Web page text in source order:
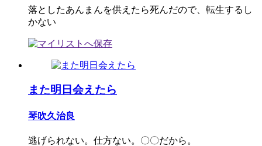
落としたあんまんを供えたら死んだので、転生するし
かない
また明日会えたら
琴吹久治良
逃げられない。仕方ない。〇〇だから。